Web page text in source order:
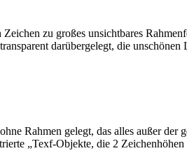
zu großes unsichtbares
darübergelegt, die
Rahmen gelegt, das alles außer der
„Texf-Objekte, die 2